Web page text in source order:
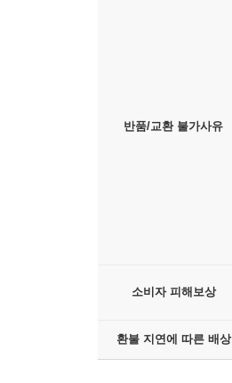
반품/교환 불가사유
소비자 피해보상
환불 지연에 따른 배상